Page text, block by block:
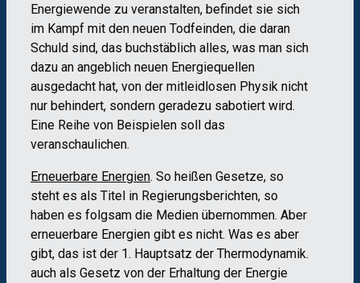
Energiewende zu veranstalten, befindet sie sich
im Kampf mit den neuen Todfeinden, die daran
Schuld sind, das buchstäblich alles, was man sich
dazu an angeblich neuen Energiequellen
ausgedacht hat, von der mitleidlosen Physik nicht
nur behindert, sondern geradezu sabotiert wird.
Eine Reihe von Beispielen soll das
veranschaulichen.
Erneuerbare Energien. So heißen Gesetze, so
steht es als Titel in Regierungsberichten, so
haben es folgsam die Medien übernommen. Aber
erneuerbare Energien gibt es nicht. Was es aber
gibt, das ist der 1. Hauptsatz der Thermodynamik.
auch als Gesetz von der Erhaltung der Energie